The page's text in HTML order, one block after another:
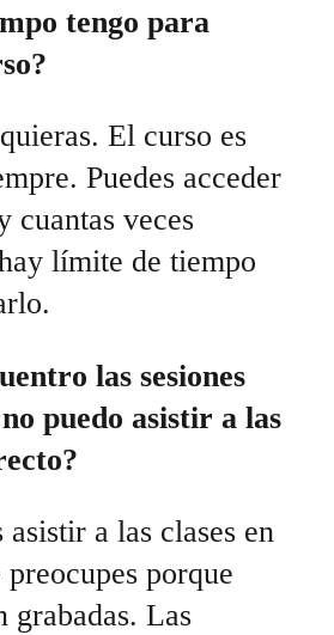
tengo para
El curso es
Puedes acceder
cuantas veces
límite de tiempo
las sesiones
puedo asistir a las
asistir a las clases en
porque
grabadas. Las